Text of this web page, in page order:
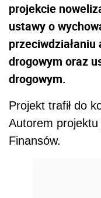
projekcie
ustawy o
drogowym oraz
drogowym.
Projekt trafił do
Autorem
Finansów.